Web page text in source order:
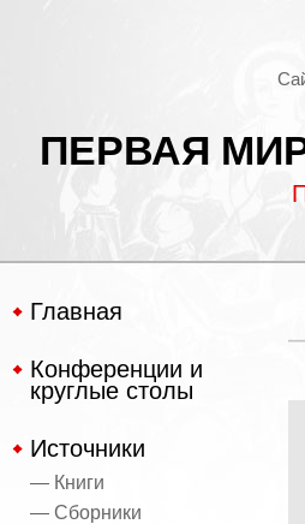
ПЕРВАЯ
Главная
Конференции и
круглые столы
Источники
— Книги
— Сборники